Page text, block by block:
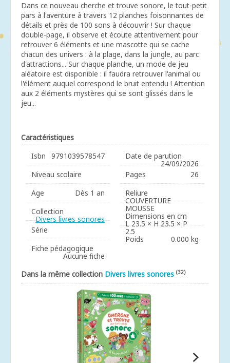
Dans ce nouveau cherche et trouve sonore, le tout-petit
pars à l'aventure à travers 12 planches foisonnantes de
détails et près de 100 sons à découvrir ! Sur chaque
double-page, il observe et écoute attentivement pour
retrouver 6 éléments et une mascotte qui se cache
chacun des univers : à la plage, dans la jungle, au parc
d'attractions... Sur chaque planche, un mode de jeu
aléatoire est disponible : il faudra retrouver l'animal ou
l'élément auquel correspond le bruit entendu ! Attention
aux 2 éléments mystères qui se sont glissés dans le
jeu...
Caractéristiques
Isbn
9791039578547
Niveau scolaire
Age
Dès 1 an
Collection
Divers livres sonores
Série
Fiche pédagogique
Aucune fiche
Date de parution
24/09/2026
Pages
26
Reliure
COUVERTURE
MOUSSE
Dimensions en cm
L 23.5 × H 23.5 × P
2.5
Poids 0.000 kg
Dans la même collection Divers livres sonores (32)